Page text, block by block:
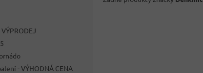
- VÝHODNÁ CENA